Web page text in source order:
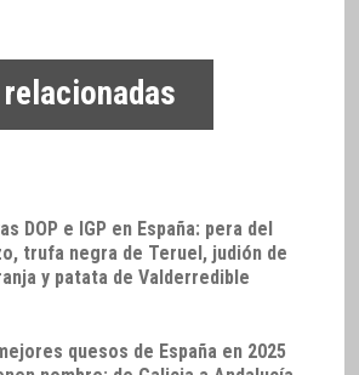
DOP e IGP en España: pera del
trufa negra de Teruel, judión de
y patata de Valderredible
quesos de España en 2025